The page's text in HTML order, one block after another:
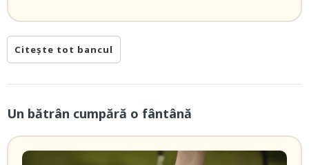
Citește tot bancul
Un bătrân cumpără o fântână